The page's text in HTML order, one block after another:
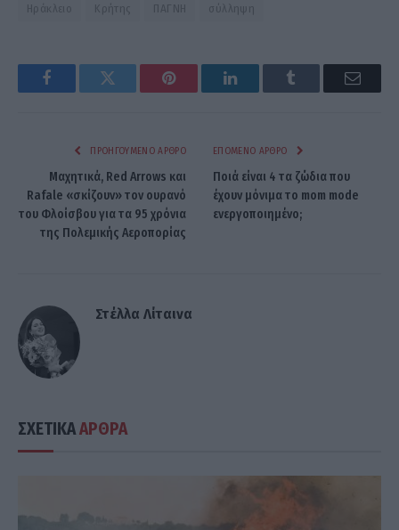
Ηράκλειο Κρήτης ΠΑΓΝΗ σύλληψη
FacebookTwitter Pinterest LinkedInTumblr Email
ΠΡΟΗΓΟΎΜΕΝΟ ΆΡΘΡΟ
Μαχητικά, Red Arrows και
Rafale «σκίζουν» τον ουρανό
του Φλοίσβου για τα 95 χρόνια
της Πολεμικής Αεροπορίας
ΕΠΌΜΕΝΟ ΆΡΘΡΟ
Ποιά είναι 4 τα ζώδια που
έχουν μόνιμα το mom mode
ενεργοποιημένο;
Στέλλα Λίταινα
ΣΧΕΤΙΚΑΑΡΘΡΑ